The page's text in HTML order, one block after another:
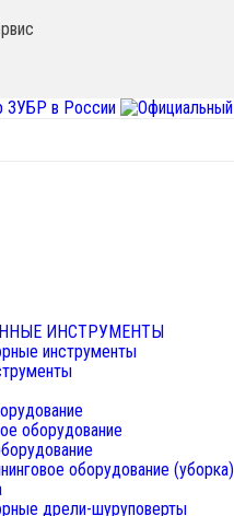
ИНСТРУМЕНТЫ
инструменты
оборудование
оборудование (уборка)
дрели-шуруповерты